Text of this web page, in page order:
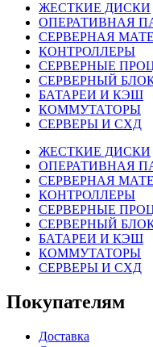
ЖЕСТКИЕ ДИСКИ
ОПЕРАТИВНАЯ
СЕРВЕРНАЯ
КОНТРОЛЛЕРЫ
СЕРВЕРНЫЕ
СЕРВЕРНЫЙ
БАТАРЕИ И КЭШ
КОММУТАТОРЫ
СЕРВЕРЫ И СХД
ЖЕСТКИЕ ДИСКИ
ОПЕРАТИВНАЯ
СЕРВЕРНАЯ
КОНТРОЛЛЕРЫ
СЕРВЕРНЫЕ
СЕРВЕРНЫЙ
БАТАРЕИ И КЭШ
КОММУТАТОРЫ
СЕРВЕРЫ И СХД
Покупателям
Доставка